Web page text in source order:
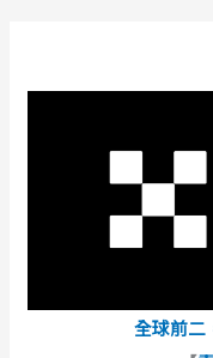
全球前二